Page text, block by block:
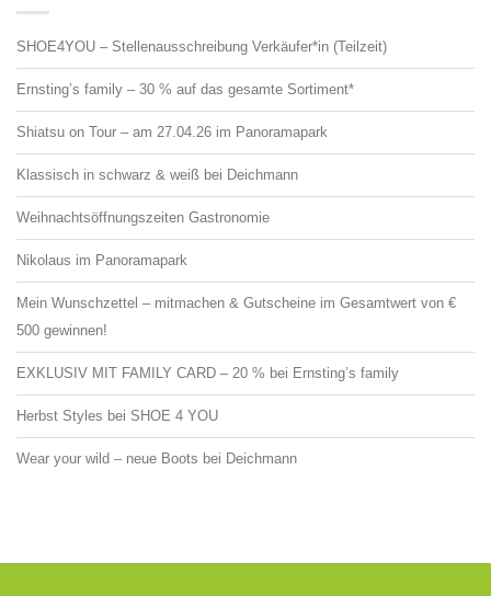
SHOE4YOU – Stellenausschreibung Verkäufer*in (Teilzeit)
Ernsting’s family – 30 % auf das gesamte Sortiment*
Shiatsu on Tour – am 27.04.26 im Panoramapark
Klassisch in schwarz & weiß bei Deichmann
Weihnachtsöffnungszeiten Gastronomie
Nikolaus im Panoramapark
Mein Wunschzettel – mitmachen & Gutscheine im Gesamtwert von €
500 gewinnen!
EXKLUSIV MIT FAMILY CARD – 20 % bei Ernsting’s family
Herbst Styles bei SHOE 4 YOU
Wear your wild – neue Boots bei Deichmann